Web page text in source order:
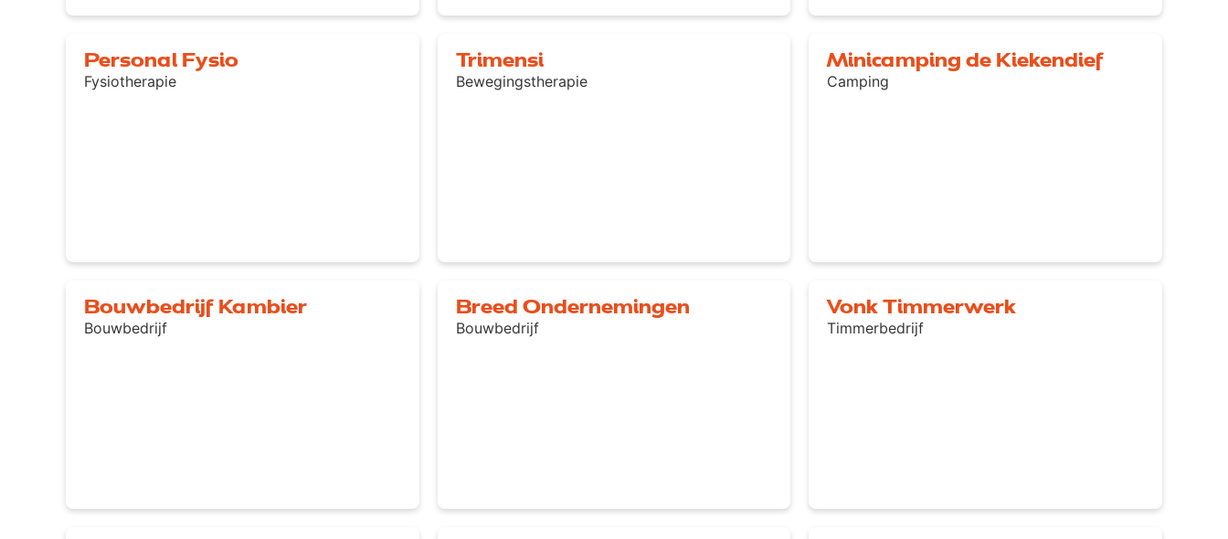
Personal Fysio
Fysiotherapie
Trimensi
Bewegingstherapie
Minicamping de Kiekendief
Camping
Bouwbedrijf Kambier
Bouwbedrijf
Breed Ondernemingen
Bouwbedrijf
Vonk Timmerwerk
Timmerbedrijf